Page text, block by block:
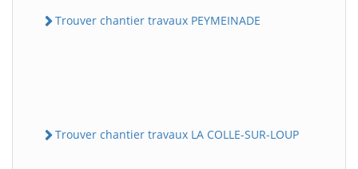
Trouver chantier travaux PEYMEINADE
Trouver chantier travaux LA COLLE-SUR-LOUP